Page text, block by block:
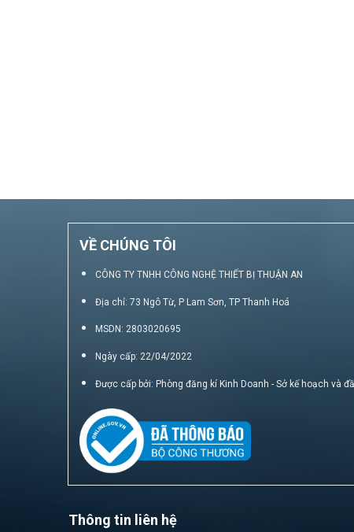
VỀ CHÚNG TÔI
CÔNG TY TNHH CÔNG NGHỆ THIẾT BỊ THUẬN AN
Địa chỉ: 73 Ngô Từ, P Lam Sơn, TP Thanh Hoá
MSDN: 2803020695
Ngày cấp: 22/04/2022
Được cấp bởi: Phòng đăng kí Kinh Doanh - Sở kế hoạch và
Thông tin liên hệ